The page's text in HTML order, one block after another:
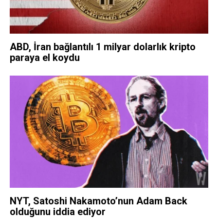
ABD, İran bağlantılı 1 milyar dolarlık kripto
paraya el koydu
NYT, Satoshi Nakamoto’nun Adam Back
olduğunu iddia ediyor